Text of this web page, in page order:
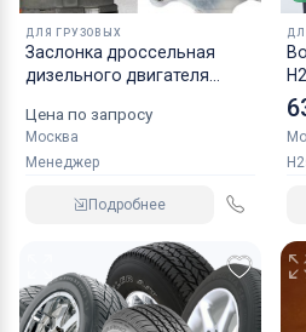
ДЛЯ ГРУЗОВЫХ
Заслонка дроссельная
дизельного двигателя
Цена по запросу
Москва
Менеджер
Подробнее